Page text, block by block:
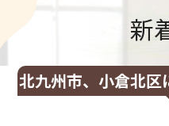
新
北九州市、小倉北区